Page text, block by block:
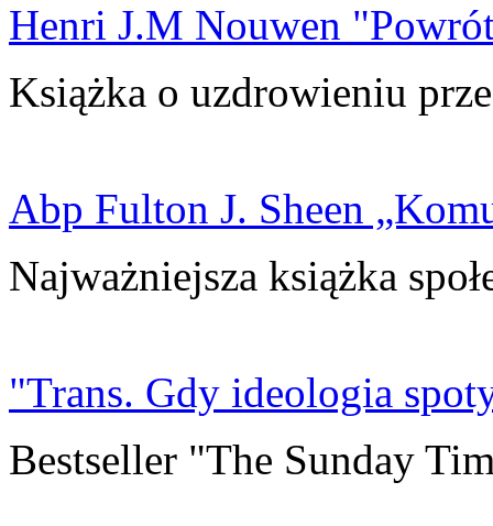
Henri J.M Nouwen
Książka o uzdrowieniu
Abp Fulton J. Sheen
Najważniejsza książka
"Trans. Gdy ideologia
Bestseller "The Sunday